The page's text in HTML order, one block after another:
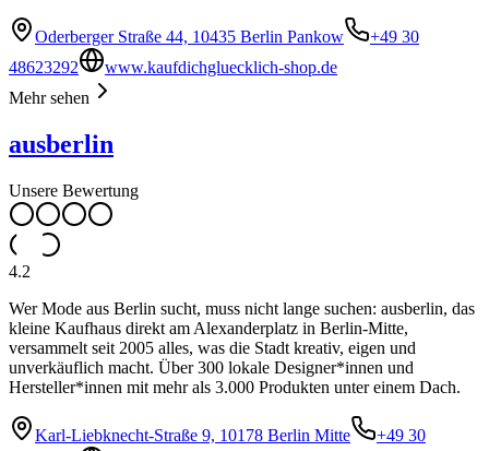
Oderberger Straße 44, 10435 Berlin Pankow
+49 30
48623292
www.kaufdichgluecklich-shop.de
Mehr sehen
ausberlin
Unsere Bewertung
4.2
Wer Mode aus Berlin sucht, muss nicht lange suchen: ausberlin, das
kleine Kaufhaus direkt am Alexanderplatz in Berlin-Mitte,
versammelt seit 2005 alles, was die Stadt kreativ, eigen und
unverkäuflich macht. Über 300 lokale Designer*innen und
Hersteller*innen mit mehr als 3.000 Produkten unter einem Dach.
Karl-Liebknecht-Straße 9, 10178 Berlin Mitte
+49 30